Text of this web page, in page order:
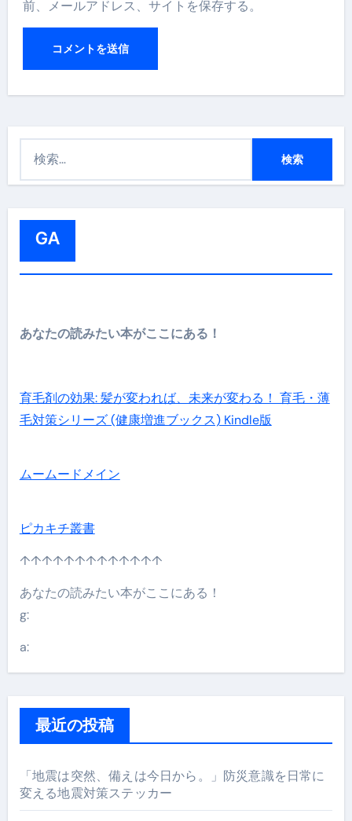
前、メールアドレス、サイトを保存する。
GA
あなたの読みたい本がここにある！
育毛剤の効果: 髪が変われば、未来が変わる！ 育毛・薄
毛対策シリーズ (健康増進ブックス) Kindle版
ムームードメイン
ピカキチ叢書
↑↑↑↑↑↑↑↑↑↑↑↑↑
あなたの読みたい本がここにある！
g:
a:
最近の投稿
「地震は突然、備えは今日から。」防災意識を日常に
変える地震対策ステッカー